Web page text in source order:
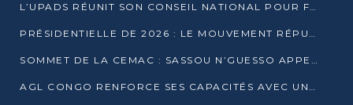
L’UPADS RÉUNIT SON CONSEIL NATIONAL POUR FIXER SA LIGNE POLITIQUE À DEUX MOIS DE LA PRÉSIDENTIELLE
PRÉSIDENTIELLE DE 2026 : LE MOUVEMENT RÉPUBLICAIN DÉNONCE UNE CONVOCATION ÉLECTORALE « OPAQUE ET PRÉCIPITÉE »
SOMMET DE LA CEMAC : SASSOU N’GUESSO APPELLE À LA VIGILANCE FACE AUX RISQUES ÉCONOMIQUES
AGL CONGO RENFORCE SES CAPACITÉS AVEC UNE GRUE DE 250 TONNES